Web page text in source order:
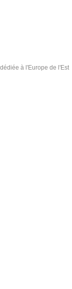
à l'Europe de l'Est